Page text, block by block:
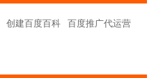
创建百度百科
百度推广代运营